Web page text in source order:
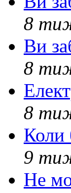
8
Ви
8
8
Коли
9
Не